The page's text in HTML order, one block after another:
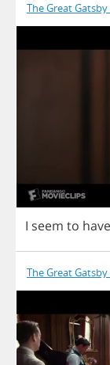
The Great Gatsby
I seem to have
The Great Gatsby